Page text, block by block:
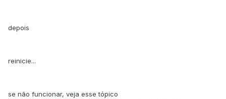
depois
reinicie...
se não funcionar, veja esse tópico